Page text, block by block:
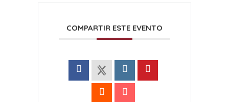
COMPARTIR ESTE EVENTO